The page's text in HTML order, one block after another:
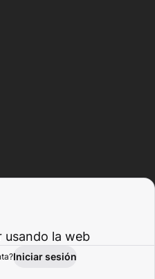
Actividad
usando la web
Iniciar sesión